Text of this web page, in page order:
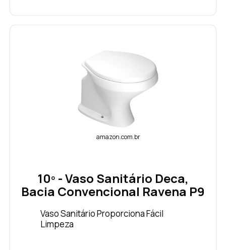
amazon.com.br
10º - Vaso Sanitário Deca,
Bacia Convencional Ravena P9
Vaso Sanitário Proporciona Fácil
Limpeza